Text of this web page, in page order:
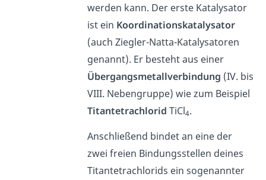
werden kann. Der erste Katalysator
ist ein Koordinationskatalysator
(auch Ziegler-Natta-Katalysatoren
genannt). Er besteht aus einer
Übergangsmetallverbindung (IV. bis
VIII. Nebengruppe) wie zum Beispiel
Titantetrachlorid TiCl4.
Anschließend bindet an eine der
zwei freien Bindungsstellen deines
Titantetrachlorids ein sogenannter